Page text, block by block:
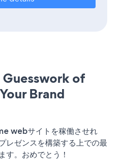
of
Brand
webサイトを稼働させれ
レゼンスを構築する上での最
す。おめでとう！